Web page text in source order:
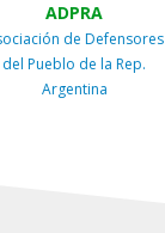
ADPRA
de Defensores
del Pueblo de la Rep.
Argentina